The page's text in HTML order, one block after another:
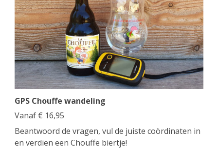
GPS Chouffe wandeling
Vanaf € 16,95
Beantwoord de vragen, vul de juiste coördinaten in
en verdien een Chouffe biertje!